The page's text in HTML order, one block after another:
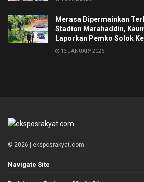
Merasa Dipermainkan
Stadion Marahaddin,
Laporkan Pemko Solok
13 JANUARY 2026
© 2026 | eksposrakyat.com
Navigate Site